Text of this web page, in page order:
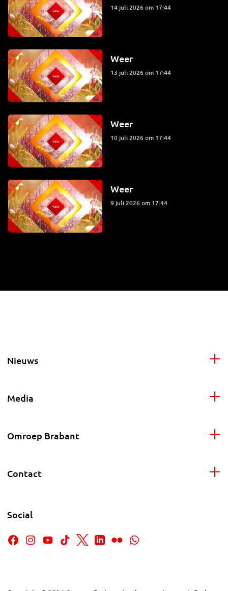
14 juli 2026 om 17:44
Weer
13 juli 2026 om 17:44
Weer
10 juli 2026 om 17:44
Weer
9 juli 2026 om 17:44
Nieuws
Media
Omroep Brabant
Contact
Social